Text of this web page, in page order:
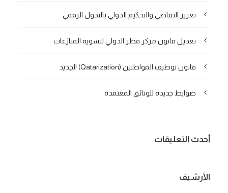
تعزيز التقاضي والتحكيم الدولي بالتحول الرقمي
تعديل قانون مركز قطر الدولي لتسوية المنازعات
قانون توظيف المواطنين (Qatarization) الجديد
ضوابط جديدة للوثائق المعتمدة
أحدث التعليقات
الأرشيف